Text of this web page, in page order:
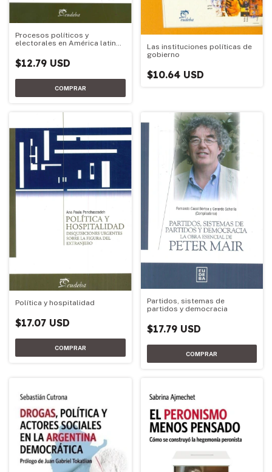
Procesos políticos y
electorales en América latina
$12.79 USD
Las instituciones políticas de
gobierno
$10.64 USD
Política y hospitalidad
$17.07 USD
Partidos, sistemas de
partidos y democracia
$17.79 USD